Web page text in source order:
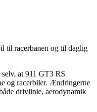
til racerbanen og til daglig
at 911 GT3 RS
og racerbiler. Ændringerne
drivlinie, aerodynamik